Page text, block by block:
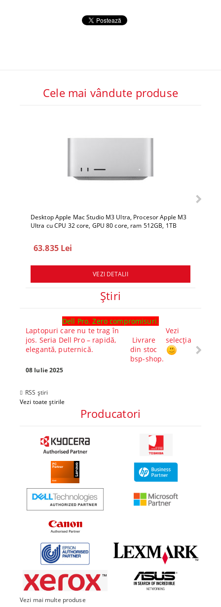
Cele mai vândute produse
Desktop Apple Mac Studio M3 Ultra, Procesor Apple M3
Ultra cu CPU 32 core, GPU 80 core, ram 512GB, 1TB
63.835 Lei
VEZI DETALII
Ştiri
Dell Pro. Zero compromisuri.
Laptopuri care nu te trag în
jos. Seria Dell Pro – rapidă,
elegantă, puternică.
Livrare
din stoc
bsp-shop.
Vezi
selecția
08 Iulie 2025
RSS știri
Vezi toate știrile
Producatori
Vezi mai multe produse